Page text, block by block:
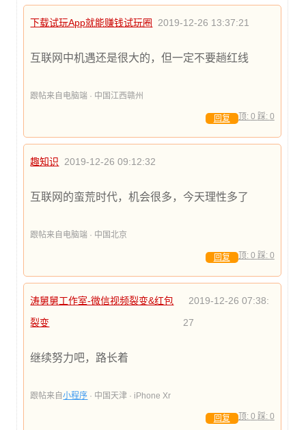
下载试玩App就能赚钱试玩圈 2019-12-26 13:37:21
互联网中机遇还是很大的，但一定不要趟红线
跟帖来自电脑端 · 中国江西赣州
顶: 0 踩: 0
回复
趣知识 2019-12-26 09:12:32
互联网的蛮荒时代，机会很多，今天理性多了
跟帖来自电脑端 · 中国北京
顶: 0 踩: 0
回复
涛舅舅工作室-微信视频裂变&红包
裂变
2019-12-26 07:38:
27
继续努力吧，路长着
跟帖来自小程序 · 中国天津 · iPhone Xr
顶: 0 踩: 0
回复